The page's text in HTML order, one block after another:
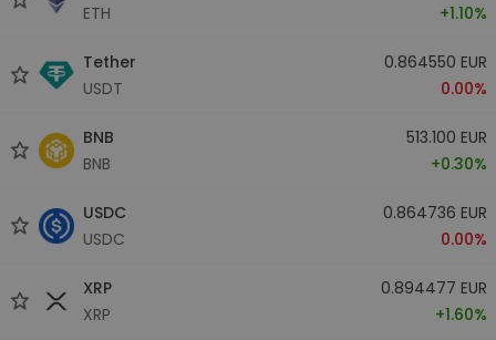
ETH
+1.10%
Tether
USDT
0.864550 EUR
0.00%
BNB
BNB
513.100 EUR
+0.30%
USDC
USDC
0.864736 EUR
0.00%
XRP
XRP
0.894477 EUR
+1.60%